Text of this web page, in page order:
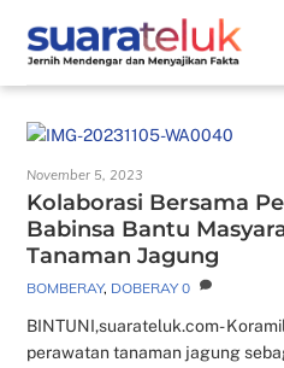
content
November 5, 2023
Kolaborasi Bersama
Babinsa Bantu
Tanaman Jagung
BOMBERAY, DOBERAY 0
BINTUNI,suarateluk.com-
perawatan tanaman jagung